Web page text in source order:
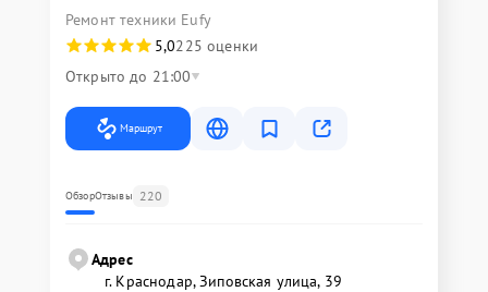
Ремонт техники Eufy
5,0225 оценки
Открыто до 21:00
Маршрут
ОбзорОтзывы 220
Адрес
г. Краснодар, Зиповская улица, 39